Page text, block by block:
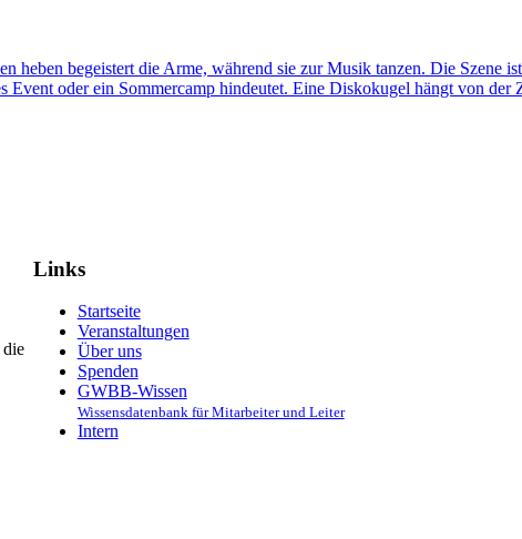
Links
Startseite
Veranstaltungen
Über uns
Spenden
GWBB-Wissen
Wissensdatenbank für Mitarbeiter und Leiter
Intern